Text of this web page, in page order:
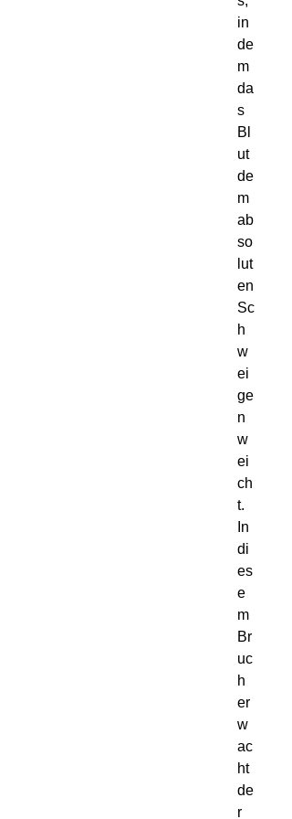
in
de
m
da
s
Bl
ut
de
m
ab
so
lut
en
Sc
h
w
ei
ge
n
w
ei
ch
t.
In
di
es
e
m
Br
uc
h
er
w
ac
ht
de
r